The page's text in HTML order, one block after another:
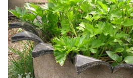
Search
for: